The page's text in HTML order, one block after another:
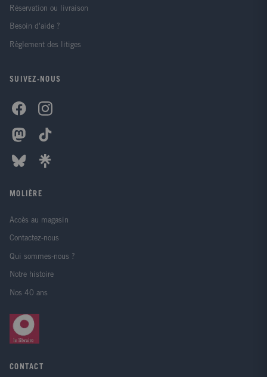
Réservation ou livraison
Besoin d'aide ?
Règlement des litiges
SUIVEZ-NOUS
MOLIÈRE
Accès au magasin
Contactez-nous
Qui sommes-nous ?
Notre histoire
Nos 40 ans
CONTACT